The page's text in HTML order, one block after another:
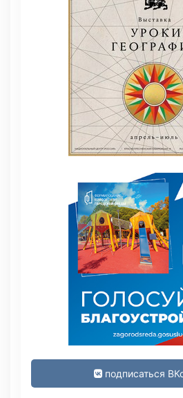
подписаться